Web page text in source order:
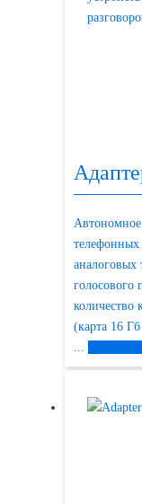
Автономное
телефонных
голосового
количество
(карта 16
...